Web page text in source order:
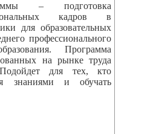
– подготовка
кадров в
для образовательных
профессионального
Программа
на рынке труда
Подойдет для тех, кто
знаниями и обучать